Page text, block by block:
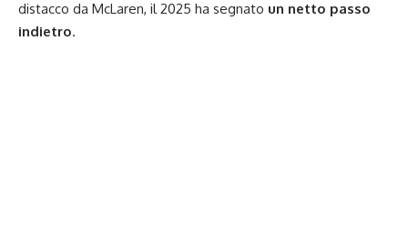
distacco da McLaren, il 2025 ha segnato un netto passo
indietro.